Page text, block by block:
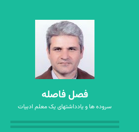
فصل فاصله
سروده ها و یادداشتهای یک معلم ادبیات